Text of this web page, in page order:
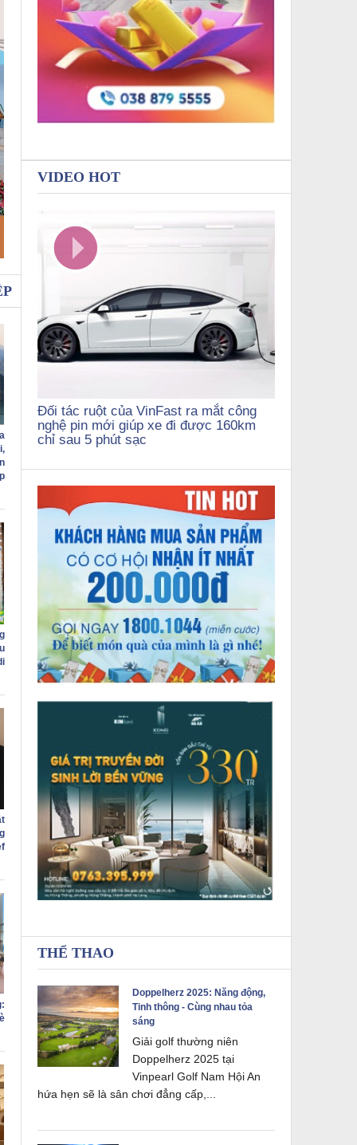
VIDEO HOT
Đối tác ruột của VinFast ra mắt công
nghệ pin mới giúp xe đi được 160km
chỉ sau 5 phút sạc
THỂ THAO
Doppelherz 2025: Năng động,
Tinh thông - Cùng nhau tỏa
sáng
Giải golf thường niên
Doppelherz 2025 tại
Vinpearl Golf Nam Hội An
hứa hẹn sẽ là sân chơi đẳng cấp,...